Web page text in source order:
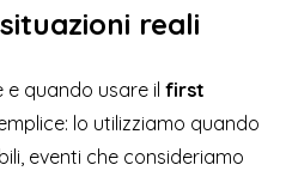
reali
quando usare il first
lo utilizziamo quando
eventi che consideriamo